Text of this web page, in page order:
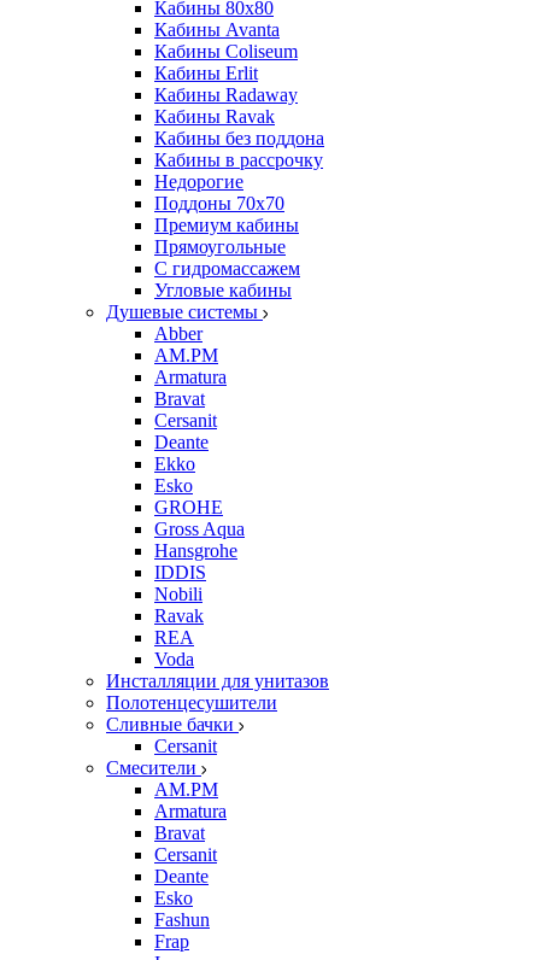
Кабины 80х80
Кабины Avanta
Кабины Coliseum
Кабины Erlit
Кабины Radaway
Кабины Ravak
Кабины без поддона
Кабины в рассрочку
Недорогие
Поддоны 70x70
Премиум кабины
Прямоугольные
С гидромассажем
Угловые кабины
Душевые системы
Abber
AM.PM
Armatura
Bravat
Cersanit
Deante
Ekko
Esko
GROHE
Gross Aqua
Hansgrohe
IDDIS
Nobili
Ravak
REA
Voda
Инсталляции для унитазов
Полотенцесушители
Сливные бачки
Cersanit
Смесители
AM.PM
Armatura
Bravat
Cersanit
Deante
Esko
Fashun
Frap